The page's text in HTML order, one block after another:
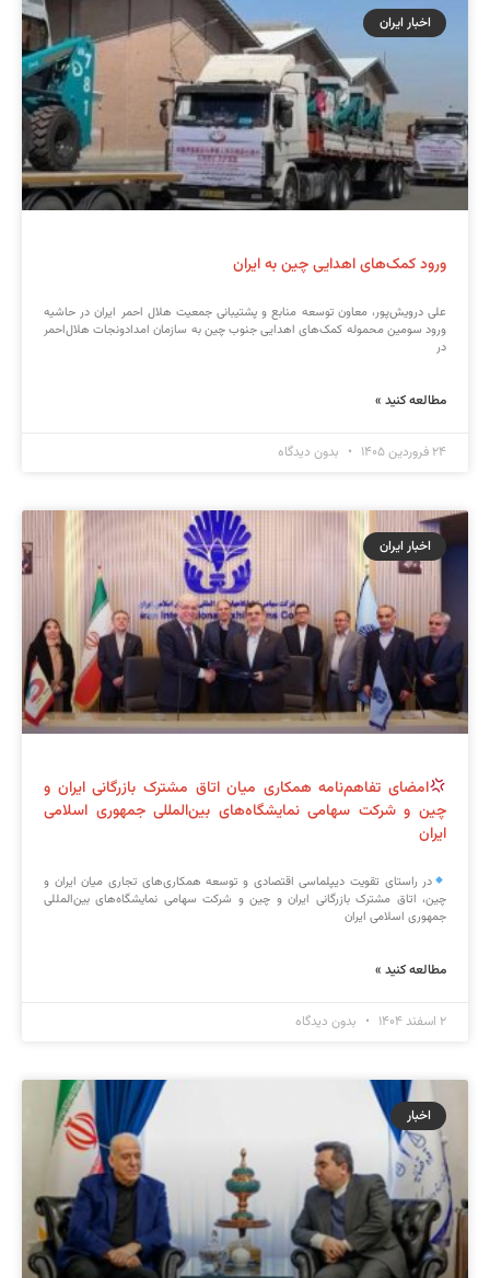
اخبار ایران
ورود کمک‌های اهدایی چین به ایران
علی درویش‌پور، معاون توسعه منابع و پشتیبانی جمعیت هلال احمر ایران در حاشیه
ورود سومین محموله کمک‌های اهدایی جنوب چین به سازمان امدادونجات هلال‌احمر
در
مطالعه کنید »
۲۴ فروردین ۱۴۰۵ بدون دیدگاه
اخبار ایران
امضای تفاهم‌نامه همکاری میان اتاق مشترک بازرگانی ایران و
چین و شرکت سهامی نمایشگاه‌های بین‌المللی جمهوری اسلامی
ایران
در راستای تقویت دیپلماسی اقتصادی و توسعه همکاری‌های تجاری میان ایران و
چین، اتاق مشترک بازرگانی ایران و چین و شرکت سهامی نمایشگاه‌های بین‌المللی
جمهوری اسلامی ایران
مطالعه کنید »
۲ اسفند ۱۴۰۴ بدون دیدگاه
اخبار